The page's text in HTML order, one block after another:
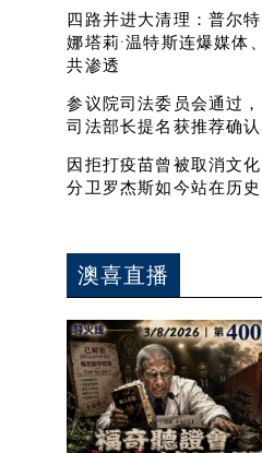
四路并进大清理：普尔特
娜塔莉·温特斯连爆媒体
共渗透
参议院司法委员会通过
司法部长提名获推荐确认
因拒打疫苗曾被取消文
分卫罗杰斯如今站在历
澳喜直播